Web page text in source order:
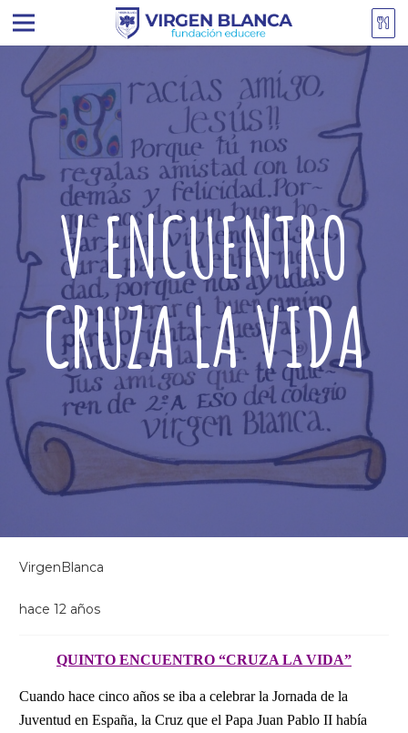
V ENCUENTRO
CRUZA LA VIDA
VirgenBlanca
hace 12 años
QUINTO ENCUENTRO “CRUZA LA VIDA”
Cuando hace cinco años se iba a celebrar la Jornada de la
Juventud en España, la Cruz que el Papa Juan Pablo II había